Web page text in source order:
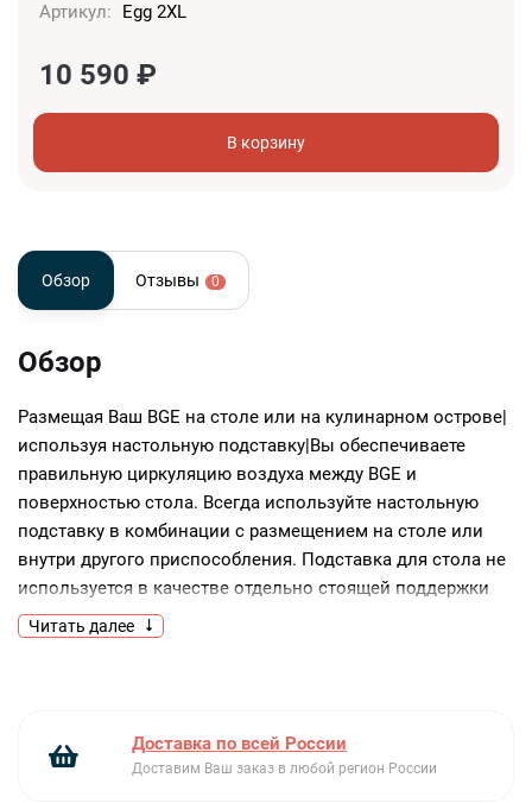
Артикул: Egg 2XL
10 590 ₽
В корзину
Обзор Отзывы 0
Обзор
Размещая Ваш BGE на столе или на кулинарном острове|
используя настольную подставку|Вы обеспечиваете
правильную циркуляцию воздуха между BGE и
поверхностью стола. Всегда используйте настольную
подставку в комбинации с размещением на столе или
внутри другого приспособления. Подставка для стола не
используется в качестве отдельно стоящей поддержки
BGE. Данный аксессуар доступен для моделей
Medium|Large|XLarge и XXLarge
Читать далее
Доставка по всей России
Доставим Ваш заказ в любой регион России